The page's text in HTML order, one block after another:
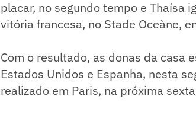
placar, no segundo tempo e Thaísa
vitória francesa, no Stade Oceàne,
Com o resultado, as donas da casa
Estados Unidos e Espanha, nesta
realizado em Paris, na próxima